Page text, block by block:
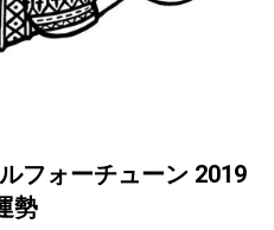
フォーチューン 2019
勢